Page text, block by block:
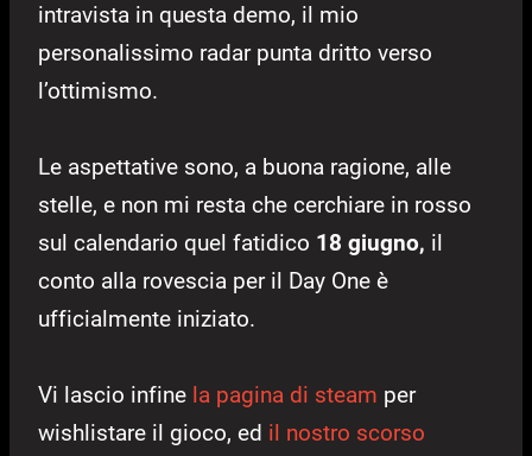
intravista in questa demo, il mio
personalissimo radar punta dritto verso
l’ottimismo.
Le aspettative sono, a buona ragione, alle
stelle, e non mi resta che cerchiare in rosso
sul calendario quel fatidico 18 giugno, il
conto alla rovescia per il Day One è
ufficialmente iniziato.
Vi lascio infine la pagina di steam per
wishlistare il gioco, ed il nostro scorso